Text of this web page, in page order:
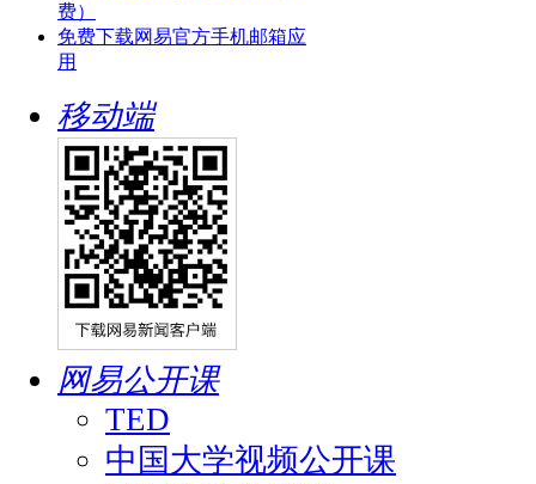
费）
免费下载网易官方手机邮箱应
用
移动端
网易公开课
TED
中国大学视频公开课